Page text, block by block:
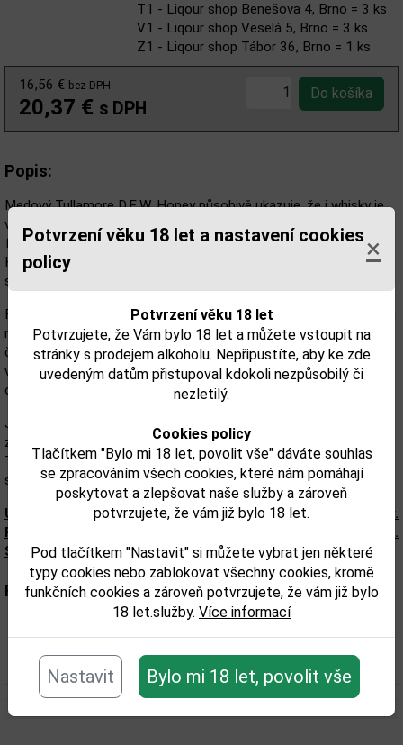
Potvrzení věku 18 let a nastavení cookies
policy
×
Potvrzení věku 18 let
Potvrzujete, že Vám bylo 18 let a můžete vstoupit na
stránky s prodejem alkoholu. Nepřipustíte, aby ke zde
uvedeným datům přistupoval kdokoli nezpůsobilý či
nezletilý.
Cookies policy
Tlačítkem "Bylo mi 18 let, povolit vše" dáváte souhlas
se zpracováním všech cookies, které nám pomáhají
poskytovat a zlepšovat naše služby a zároveň
potvrzujete, že vám již bylo 18 let.
Pod tlačítkem "Nastavit" si můžete vybrat jen některé
typy cookies nebo zablokovat všechny cookies, kromě
funkčních cookies a zároveň potvrzujete, že vám již bylo
18 let.služby. Více informací
Nastavit Bylo mi 18 let, povolit vše
T1 - Liqour shop Benešova 4, Brno = 3 ks
V1 - Liqour shop Veselá 5, Brno = 3 ks
Z1 - Liqour shop Tábor 36, Brno = 1 ks
16,56 € bez DPH
20,37 € s DPH
Popis:
Medový Tullamore D.E.W. Honey působivě ukazuje, že i whisky je
vhodná na experimentování. Ať už jako začátečník nebo jako
fajnšmekr, podlehnete kouzlu medové whisky Tullamore Dew
Honey. Koneckonců, pochází ze známé společnosti, která ráda
spojuje tradici s inovacemi.
Fascinující je, že pálenice při výrobě Tullamore DEW Honey vsadila
na nejjemnější český med od lokálních producentů. Právě proto je
český med jejich receptem na úspěch a je skvělou alternativou ke
všem běžným druhům likérů na trhu. Irský ,,whisky likér" je sladký
od prvního do posledního doušku. A to doslova.
Jeho přírodní medová sladkost ale vůbec nepůsobí rušivě. K
závěru je doplněna podtónem vanilky. Nový medový likér
Tullamore D.E.W. kromě medu inspiruje jemnou chutí whisky, která
s ním zajímavě kontrastuje.
Upozorňujeme, že tento produkt môže obsahovať alergény.
Presné zloženie a alergény sú k dispozícii na obale výrobku.
Skontrolujte prosím pred konzumáciou.
Parametry:
Objem obalu (L): 1